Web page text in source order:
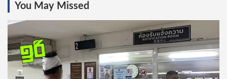
You May Missed